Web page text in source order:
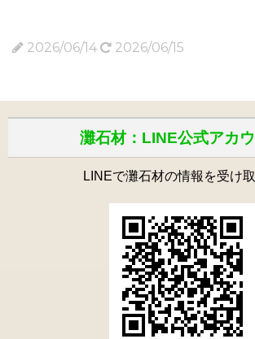
2026/06/14 2026/06/15
灘石材：LINE公式アカ
LINEで灘石材の情報を受け